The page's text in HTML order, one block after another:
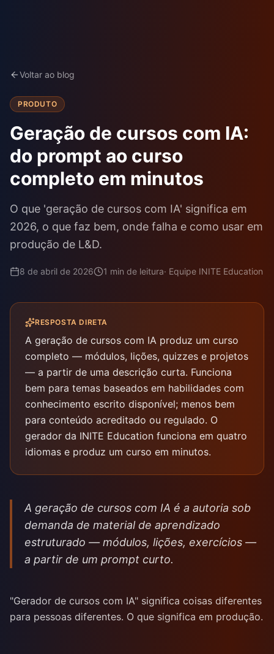
Voltar ao blog
PRODUTO
Geração de cursos com IA:
do prompt ao curso
completo em minutos
O que 'geração de cursos com IA' significa em
2026, o que faz bem, onde falha e como usar em
produção de L&D.
8 de abril de 2026 1 min de leitura· Equipe INITE Education
RESPOSTA DIRETA
A geração de cursos com IA produz um curso
completo — módulos, lições, quizzes e projetos
— a partir de uma descrição curta. Funciona
bem para temas baseados em habilidades com
conhecimento escrito disponível; menos bem
para conteúdo acreditado ou regulado. O
gerador da INITE Education funciona em quatro
idiomas e produz um curso em minutos.
A geração de cursos com IA é a autoria sob
demanda de material de aprendizado
estruturado — módulos, lições, exercícios —
a partir de um prompt curto.
"Gerador de cursos com IA" significa coisas diferentes
para pessoas diferentes. O que significa em produção.